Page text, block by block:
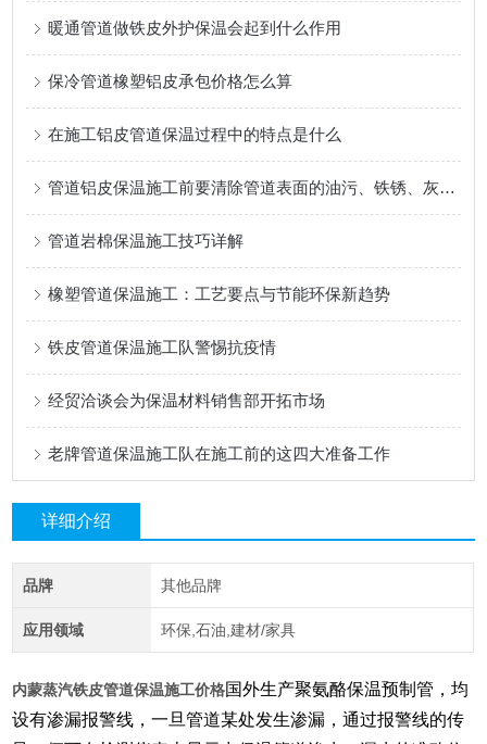
暖通管道做铁皮外护保温会起到什么作用
保冷管道橡塑铝皮承包价格怎么算
在施工铝皮管道保温过程中的特点是什么
管道铝皮保温施工前要清除管道表面的油污、铁锈、灰尘等杂物
管道岩棉保温施工技巧详解
橡塑管道保温施工：工艺要点与节能环保新趋势
铁皮管道保温施工队警惕抗疫情
经贸洽谈会为保温材料销售部开拓市场
老牌管道保温施工队在施工前的这四大准备工作
详细介绍
品牌 其他品牌
应用领域 环保,石油,建材/家具
内蒙蒸汽铁皮管道保温施工价格国外生产聚氨酪保温预制管，均
设有渗漏报警线，一旦管道某处发生渗漏，通过报警线的传